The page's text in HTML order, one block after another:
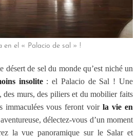
en el « Palacio de sal » !
désert de sel du monde qu’est niché un
insolite: el Palacio de Sal ! Une
des murs, des piliers et du mobilier faits
immaculées vous feront voirla vie en
délectez-vous d’un moment
la vue panoramique sur le Salar et